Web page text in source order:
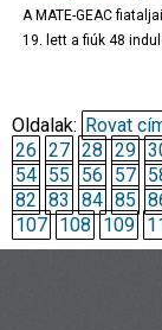
A MATE-GEAC
19. lett a fiúk 48
Oldalak: Rovat
26 27 28 29
54 55 56 57
82 83 84 85
107 108 109